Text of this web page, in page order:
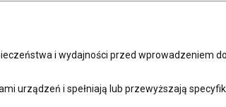
i wydajności przed wprowadzeniem
urządzeń i spełniają lub przewyższają